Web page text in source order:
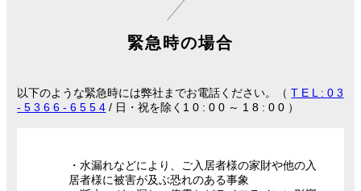
緊急時の場合
以下のような緊急時には弊社までお電話ください。（T E L : 0 3
- 5 3 6 6 - 6 5 5 4 / 日・祝を除く1 0 : 0 0 ～ 1 8 : 0 0 ）
・水漏れなどにより、ご入居者様の家財や他の入
居者様に被害が及ぶ恐れのある事象